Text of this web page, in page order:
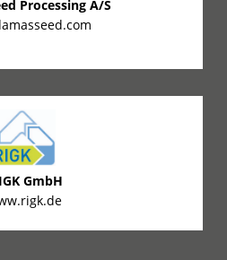
Processing A/S
GmbH